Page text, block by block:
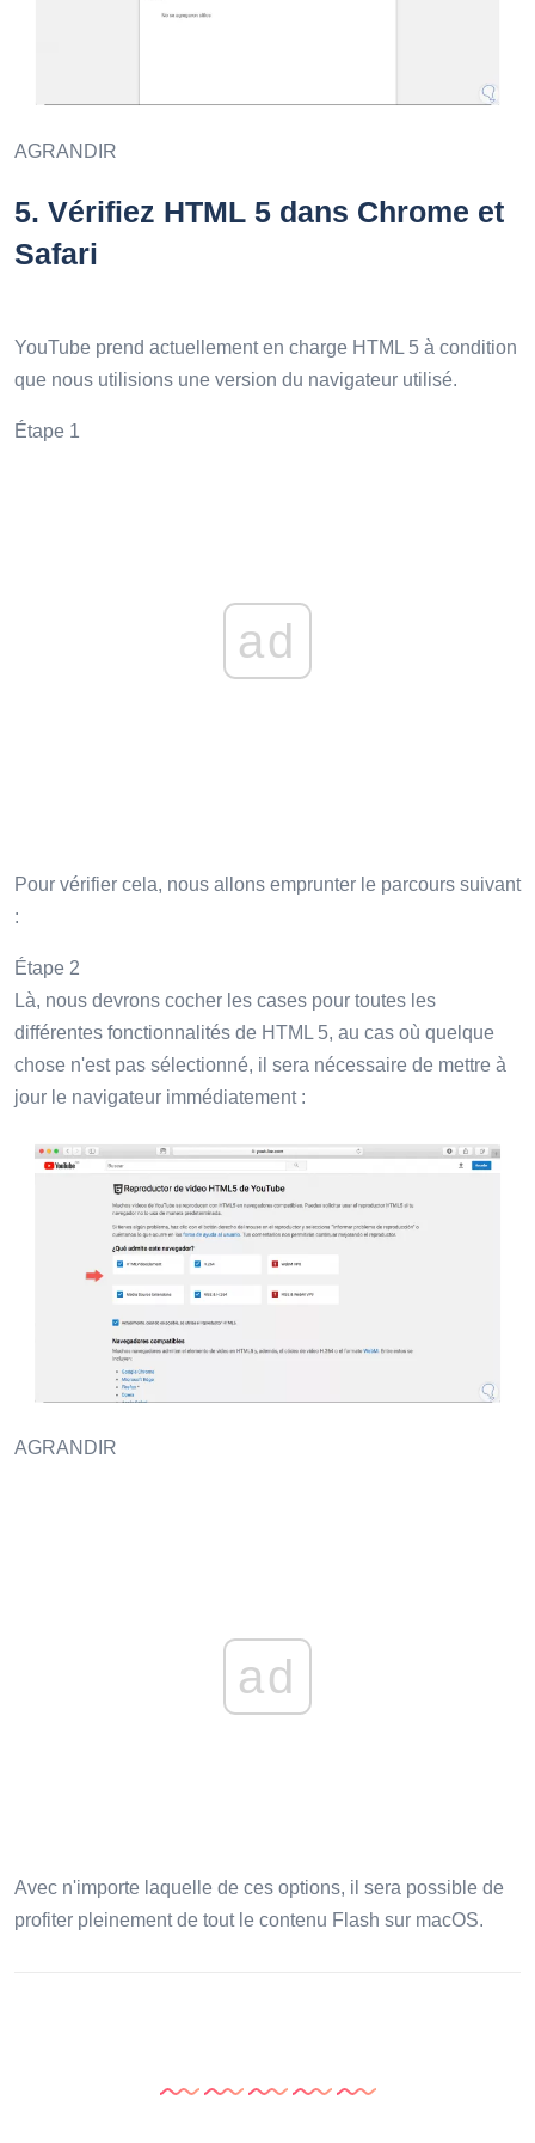
AGRANDIR
5. Vérifiez HTML 5 dans Chrome et
Safari
YouTube prend actuellement en charge HTML 5 à condition
que nous utilisions une version du navigateur utilisé.
Étape 1
ad
Pour vérifier cela, nous allons emprunter le parcours suivant
:
Étape 2
Là, nous devrons cocher les cases pour toutes les
différentes fonctionnalités de HTML 5, au cas où quelque
chose n'est pas sélectionné, il sera nécessaire de mettre à
jour le navigateur immédiatement :
AGRANDIR
ad
Avec n'importe laquelle de ces options, il sera possible de
profiter pleinement de tout le contenu Flash sur macOS.